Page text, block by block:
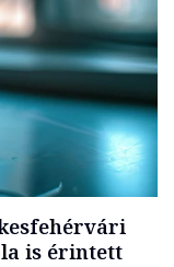
jobb!
is érintett